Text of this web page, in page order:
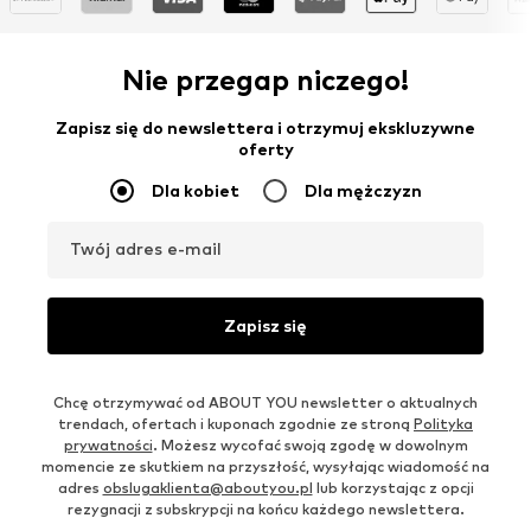
Nie przegap niczego!
Zapisz się do newslettera i otrzymuj ekskluzywne
oferty
Dla kobiet Dla mężczyzn
Twój adres e-mail
Zapisz się
Chcę otrzymywać od ABOUT YOU newsletter o aktualnych
trendach, ofertach i kuponach zgodnie ze stroną Polityka
prywatności. Możesz wycofać swoją zgodę w dowolnym
momencie ze skutkiem na przyszłość, wysyłając wiadomość na
adres obslugaklienta@aboutyou.pl lub korzystając z opcji
rezygnacji z subskrypcji na końcu każdego newslettera.